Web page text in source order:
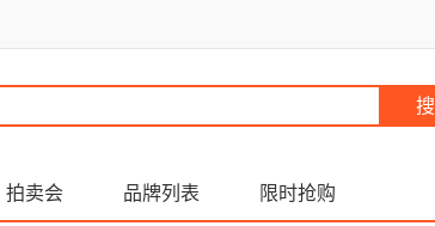
拍卖会 品牌列表 限时抢购